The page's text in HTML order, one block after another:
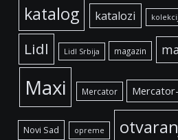
katalog katalozi
Lidl Lidl Srbija magazin
Maxi Mercator
Novi Sad opreme